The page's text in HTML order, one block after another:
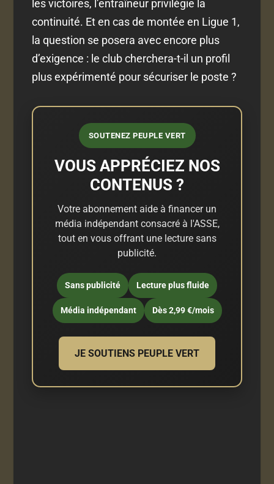
les victoires, l’entraîneur privilégie la
continuité. Et en cas de montée en Ligue 1,
la question se posera avec encore plus
d’exigence : le club cherchera-t-il un profil
plus expérimenté pour sécuriser le poste ?
SOUTENEZ PEUPLE VERT
VOUS APPRÉCIEZ NOS
CONTENUS ?
Votre abonnement aide à financer un
média indépendant consacré à l'ASSE,
tout en vous offrant une lecture sans
publicité.
Sans publicité Lecture plus fluide
Média indépendant Dès 2,99 €/mois
JE SOUTIENS PEUPLE VERT